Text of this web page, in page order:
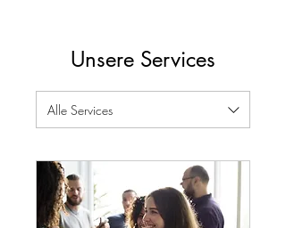
Unsere Services
Alle Services